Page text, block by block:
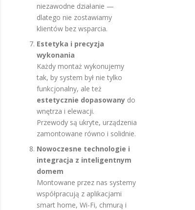
niezawodne działanie —
dlatego nie zostawiamy
klientów bez wsparcia.
Estetyka i precyzja
wykonania
Każdy montaż wykonujemy
tak, by system był nie tylko
funkcjonalny, ale też
estetycznie dopasowany do
wnętrza i elewacji.
Przewody są ukryte, urządzenia
zamontowane równo i solidnie.
Nowoczesne technologie i
integracja z inteligentnym
domem
Montowane przez nas systemy
współpracują z aplikacjami
smart home, Wi-Fi, chmurą i